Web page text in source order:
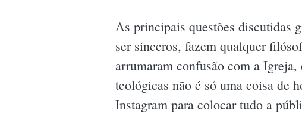
As principais questões discutidas
ser sinceros, fazem qualquer
arrumaram confusão com a
teológicas não é só uma coisa de
Instagram para colocar tudo a